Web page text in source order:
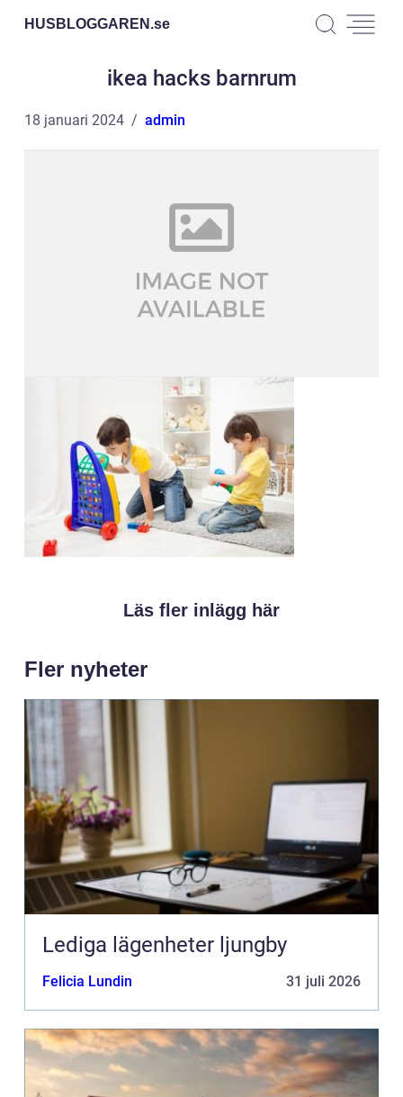
HUSBLOGGAREN.se
ikea hacks barnrum
18 januari 2024 admin
Läs fler inlägg här
Fler nyheter
Lediga lägenheter ljungby
Felicia Lundin 31 juli 2026